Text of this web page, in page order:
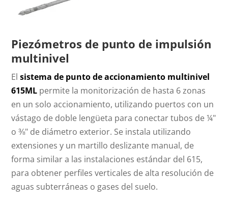
Piezómetros de punto de impulsión
multinivel
Elsistema de punto de accionamiento multinivel
615ML permite la monitorización de hasta 6 zonas
en un solo accionamiento, utilizando puertos con un
vástago de doble lengüeta para conectar tubos de ¼"
o ⅜" de diámetro exterior. Se instala utilizando
extensiones y un martillo deslizante manual, de
forma similar a las instalaciones estándar del 615,
para obtener perfiles verticales de alta resolución de
aguas subterráneas o gases del suelo.